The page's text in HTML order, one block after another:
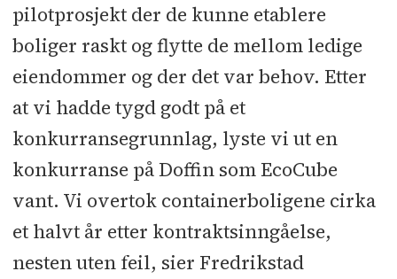
pilotprosjekt der de kunne etablere
boliger raskt og flytte de mellom ledige
eiendommer og der det var behov. Etter
at vi hadde tygd godt på et
konkurransegrunnlag, lyste vi ut en
konkurranse på Doffin som EcoCube
vant. Vi overtok containerboligene cirka
et halvt år etter kontraktsinngåelse,
nesten uten feil, sier Fredrikstad